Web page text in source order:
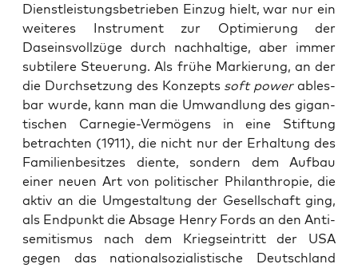
Dienst­leis­tungs­be­trie­ben Ein­zug hielt, war nur ein
wei­te­res Instru­ment zur Opti­mie­rung der
Daseins­voll­zü­ge durch nach­hal­ti­ge, aber immer
sub­ti­le­re Steue­rung. Als frü­he Mar­kie­rung, an der
die Durch­set­zung des Kon­zepts soft powerables­
bar wur­de, kann man die Umwand­lung des gigan­
ti­schen Car­ne­gie-Ver­mö­gens in eine Stif­tung
betrach­ten (1911), die nicht nur der Erhal­tung des
Fami­li­en­be­sit­zes dien­te, son­dern dem Auf­bau
einer neu­en Art von poli­ti­scher Phil­an­thro­pie, die
aktiv an die Umge­stal­tung der Gesell­schaft ging,
als End­punkt die Absa­ge Hen­ry Fords an den Anti­
se­mi­tis­mus nach dem Kriegs­eintritt der USA
gegen das natio­nal­so­zia­lis­ti­sche Deutsch­land